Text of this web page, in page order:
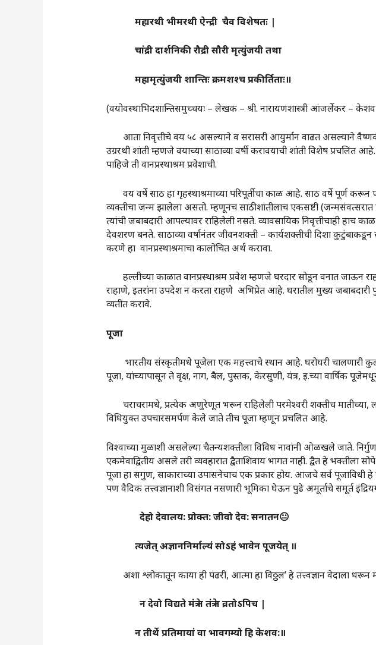
महारथीभीमरथीऐन्द्री चैवविशेषतः|
चांद्रीदार्शनिकीरौद्रीसौरीमृत्युंजयीतथा
महामृत्युंजयी शान्तिःक्रमशश्चप्रकीर्तिताः॥
(वयोवस्थाभिदशान्तिसमुच्चयः – लेखक – श्री. नारायणशास्त्री आंजर्लेकर –
आता निवृत्तीचे वय ५८ असल्याने व सरासरी आयुर्मान वाढत असल्याने
उग्ररथी शांती म्हणजे वयाच्या साठाव्या वर्षी करावयाची शांती विशेष प्रचलित
पाहिजे ती वानप्रस्थाश्रम प्रवेशाची.
वय वर्षे साठ हा गृहस्थाश्रमाच्या परिपूर्तीचा काळ आहे. साठ वर्षे पूर्ण करून
व्यक्तीचा जन्म झालेला असतो. म्हणूनच साठीशांतीलाच एकसष्टी
त्यांची जबाबदारी आपल्यावर राहिलेली नसते. व्यावसायिक निवृत्तीचाही
देवशरण बनते. साठाव्या वर्षानंतर जीवनशक्ती – कार्यशक्तीची दिशा
करणे हा वानप्रस्थाश्रमाचा कालोचित अर्थ करावा.
हल्लीच्या काळात वानप्रस्थाश्रम प्रवेश म्हणजे घरदार सोडून वनात जाऊन
राहाणे, इतरांना उपदेश न करता राहणे अभिप्रेत आहे. घरातील मुख्य
व्यतीत करावे.
पूजा
भारतीय संस्कृतीमधे पूजेला एक महत्त्वाचे स्थान आहे. घरोघरी चालणारी
पूजा, यांच्यापासून ते वृक्ष, नाग, बैल, पुस्तक, केरसुणी, यंत्र, इ.च्या वार्षिक
चराचरामधे, प्रत्येक अणुरेणूत भरून राहिलेली परमेश्वरी शक्तीच
विधियुक्त उपचारसमर्पण केले जाते तीच पूजा म्हणून प्रचलित आहे.
विश्वाच्या मुळाशी असलेल्या चैतन्यशक्तीला विविध नावांनी ओळखले जाते.
एकमेवाद्वितीय असले तरी व्यवहारात द्वैताशिवाय भागत नाही. द्वैत हे
पूजा हा सगुण, साकाराच्या उपासनेचाच एक प्रकार होय. आजचे सर्व पूजाविधी
पण वैदिक तत्त्वज्ञानाशी विसंगत नसणारी भूमिका घेऊन पुढे अमूर्ताचे समूर्त
देहोदेवालय:प्रोक्त:जीवोदेव:सनातन😐
त्यजेत्अज्ञाननिर्माल्यंसोऽहंभावेनपूजयेत् ॥
अशा श्लोकातून काया ही पंढरी, आत्मा हा विठ्ठल‌’ हे तत्त्वज्ञान वेदाला
नदेवोविद्यतेमंत्रेनतंत्रेनव्रतोऽपिच |
नतीर्थेप्रतिमायांवाभावगम्योहिकेशव:॥